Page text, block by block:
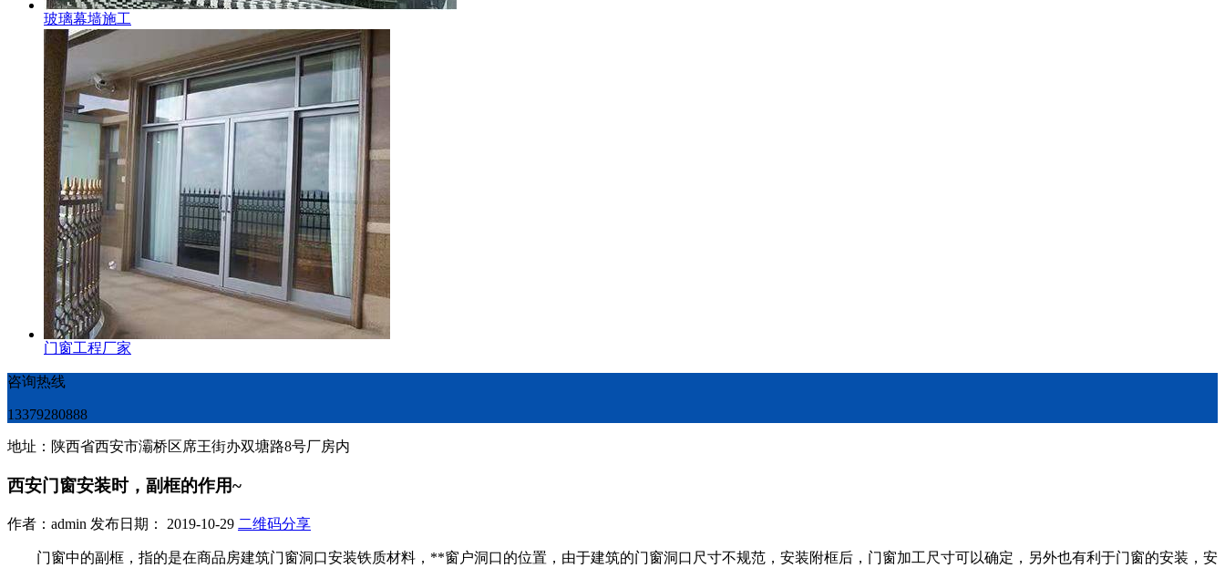
玻璃幕墙施工
门窗工程厂家
咨询热线
13379280888
地址：陕西省西安市灞桥区席王街办双塘路8号厂房内
西安门窗安装时，副框的作用~
作者：admin 发布日期： 2019-10-29 二维码分享
门窗中的副框，指的是在商品房建筑门窗洞口安装铁质材料，**窗户洞口的位置，由于建筑的门窗洞口尺寸不规范，安装附框后，门窗加工尺寸可以确定，另外也有利于门窗的安装，安